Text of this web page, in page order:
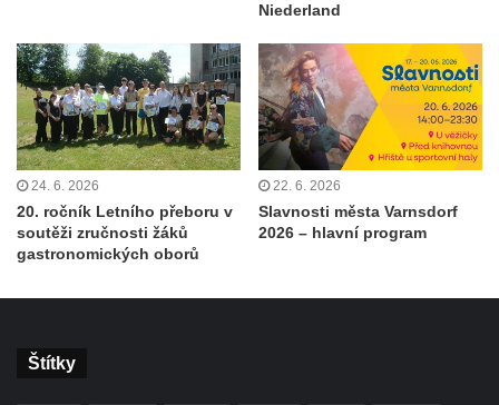
Niederland
24. 6. 2026
20. ročník Letního přeboru v
soutěži zručnosti žáků
gastronomických oborů
22. 6. 2026
Slavnosti města Varnsdorf
2026 – hlavní program
Štítky